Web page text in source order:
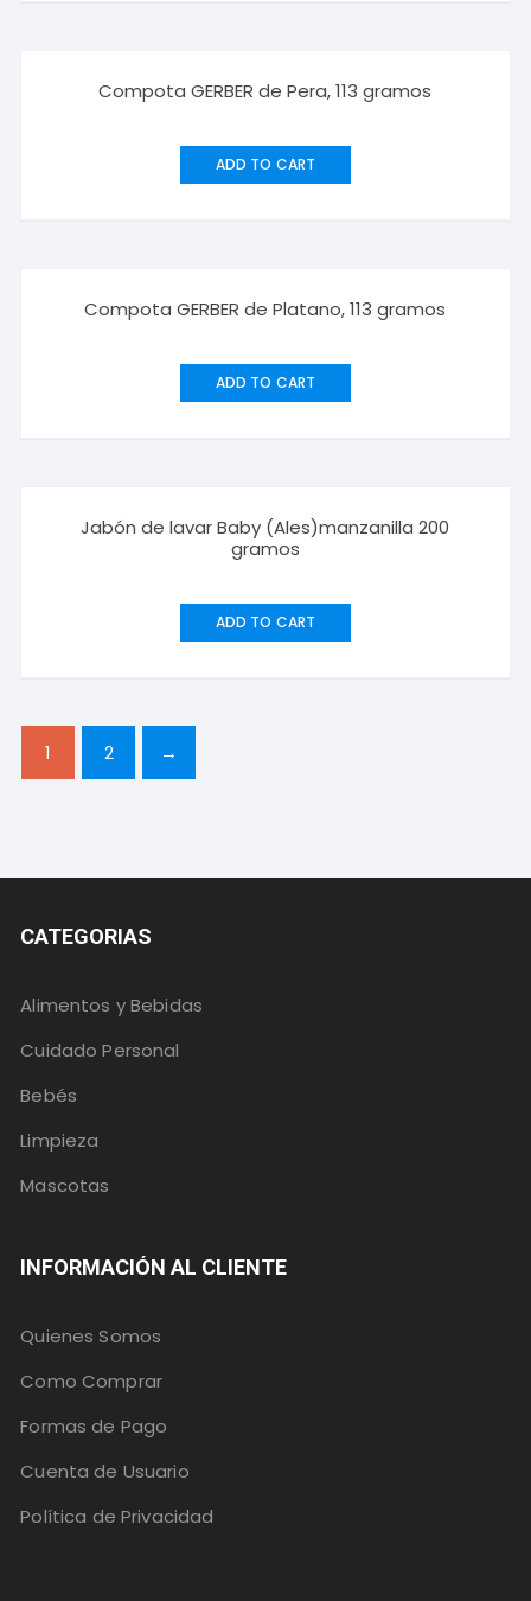
Compota GERBER de Pera, 113 gramos
ADD TO CART
Compota GERBER de Platano, 113 gramos
ADD TO CART
Jabón de lavar Baby (Ales)manzanilla 200
gramos
ADD TO CART
1 2 →
CATEGORIAS
Alimentos y Bebidas
Cuidado Personal
Bebés
Limpieza
Mascotas
INFORMACIÓN AL CLIENTE
Quienes Somos
Como Comprar
Formas de Pago
Cuenta de Usuario
Política de Privacidad